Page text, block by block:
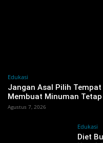
Edukasi
Jangan Asal Pilih
Membuat Minuman
Agustus 7, 2026
Edukasi
Diet